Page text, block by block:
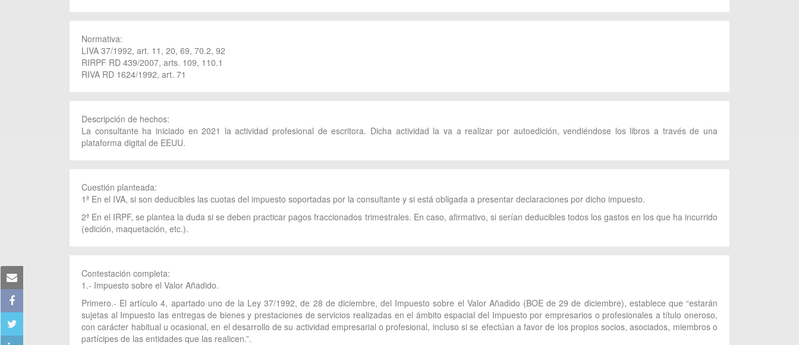
Normativa:
LIVA 37/1992, art. 11, 20, 69, 70.2, 92
RIRPF RD 439/2007, arts. 109, 110.1
RIVA RD 1624/1992, art. 71
Descripción de hechos:
La consultante ha iniciado en 2021 la actividad profesional de escritora. Dicha actividad la va a realizar por autoedición, vendiéndose los libros a través de una
plataforma digital de EEUU.
Cuestión planteada:
1ª En el IVA, si son deducibles las cuotas del impuesto soportadas por la consultante y si está obligada a presentar declaraciones por dicho impuesto.
2ª En el IRPF, se plantea la duda si se deben practicar pagos fraccionados trimestrales. En caso, afirmativo, si serían deducibles todos los gastos en los que ha incurrido
(edición, maquetación, etc.).
Contestación completa:
1.- Impuesto sobre el Valor Añadido.
Primero.- El artículo 4, apartado uno de la Ley 37/1992, de 28 de diciembre, del Impuesto sobre el Valor Añadido (BOE de 29 de diciembre), establece que “estarán
sujetas al Impuesto las entregas de bienes y prestaciones de servicios realizadas en el ámbito espacial del Impuesto por empresarios o profesionales a título oneroso,
con carácter habitual u ocasional, en el desarrollo de su actividad empresarial o profesional, incluso si se efectúan a favor de los propios socios, asociados, miembros o
partícipes de las entidades que las realicen.”.